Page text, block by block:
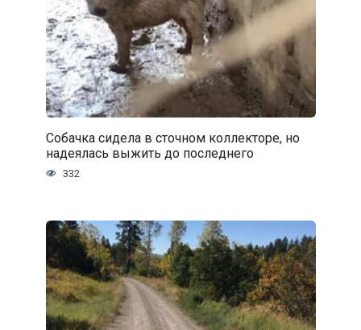
Собачка сидела в сточном коллекторе, но
надеялась выжить до последнего
332